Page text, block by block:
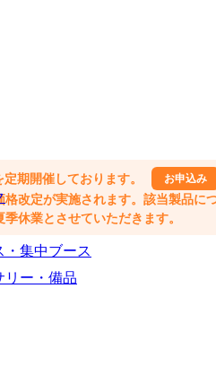
・集中ブース
リー・備品
期開催しております。 お申込み
改定が実施されます。該当製品に
休業とさせていただきます。